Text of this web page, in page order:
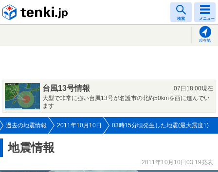
検索 メニュー
現在地
台風13号情報
07日18:00現在
大型で非常に強い台風13号が名護市の北約50kmを西に進んでい
ます
過去の地震情報 2011年10月10日 03時15分頃発生した地震(最大震度1)
地震情報
2011年10月10日03:19発表